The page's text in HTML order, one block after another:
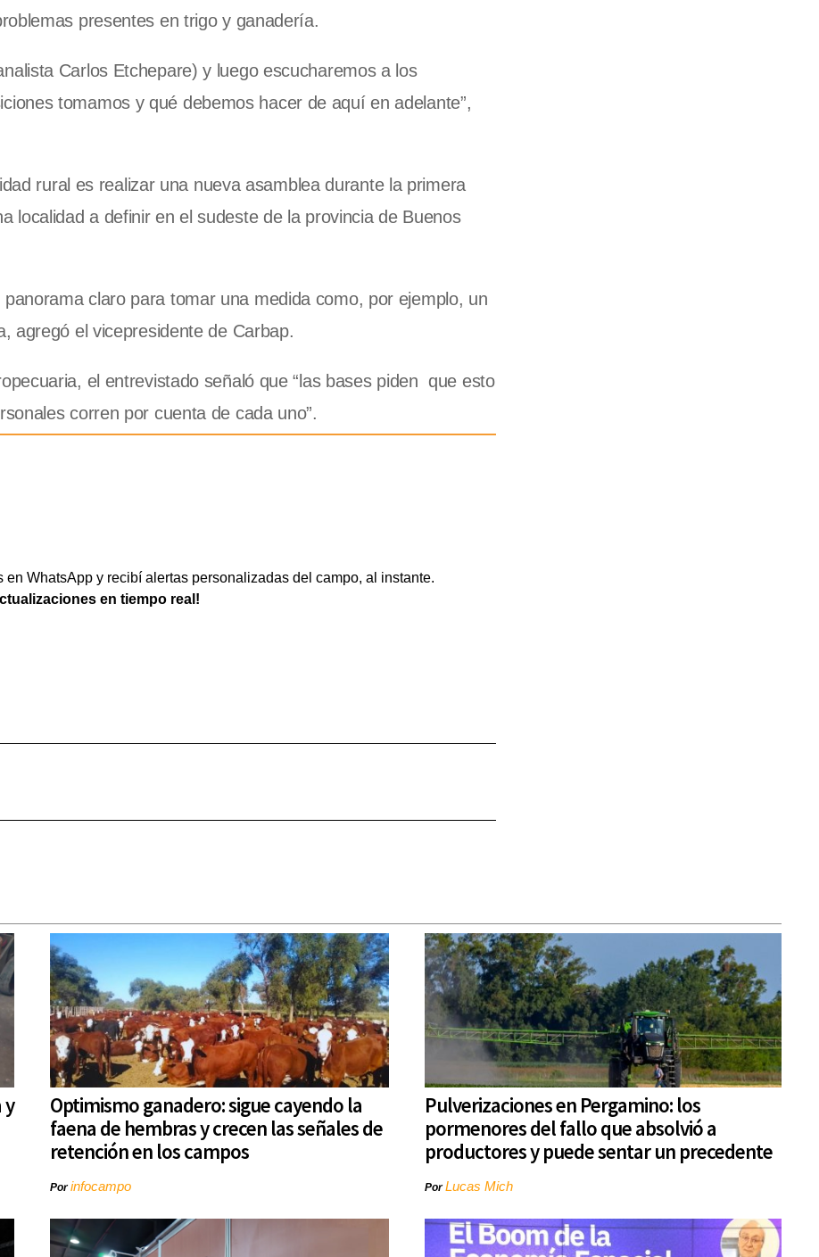
presentes en trigo y ganadería.
Carlos Etchepare) y luego escucharemos a los
tomamos y qué debemos hacer de aquí en adelante”,
rural es realizar una nueva asamblea durante la primera
localidad a definir en el sudeste de la provincia de Buenos
claro para tomar una medida como, por ejemplo, un
agregó el vicepresidente de Carbap.
el entrevistado señaló que “las bases piden que esto
corren por cuenta de cada uno”.
WhatsApp y recibí alertas personalizadas del campo, al instante.
en tiempo real!
y
Optimismo ganadero: sigue cayendo la
faena de hembras y crecen las señales de
retención en los campos
Porinfocampo
Pulverizaciones en Pergamino: los
pormenores del fallo que absolvió a
productores y puede sentar un precedente
PorLucas Mich